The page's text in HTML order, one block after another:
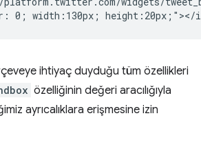
ihtiyaç duyduğu tüm özellikleri
özelliğinin değeri aracılığıyla
ayrıcalıklara erişmesine izin